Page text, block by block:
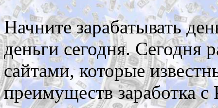
Начните зарабатывать
деньги сегодня. Сегодня
сайтами, которые
преимуществ заработка с